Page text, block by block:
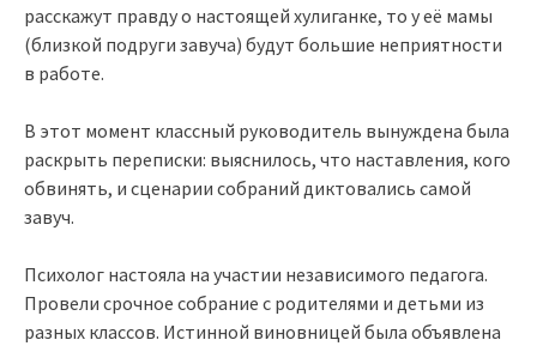
расскажут правду о настоящей хулиганке, то у её мамы
(близкой подруги завуча) будут большие неприятности
в работе.
В этот момент классный руководитель вынуждена была
раскрыть переписки: выяснилось, что наставления, кого
обвинять, и сценарии собраний диктовались самой
завуч.
Психолог настояла на участии независимого педагога.
Провели срочное собрание с родителями и детьми из
разных классов. Истинной виновницей была объявлена